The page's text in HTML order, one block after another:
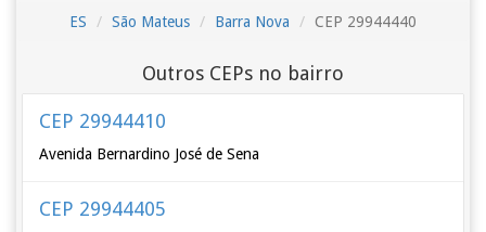
ES São Mateus Barra Nova CEP 29944440
Outros CEPs no bairro
CEP 29944410
Avenida Bernardino José de Sena
CEP 29944405